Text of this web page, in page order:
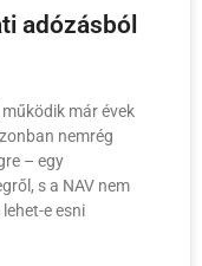
adózásból
már évek
nemrég
– egy
s a NAV nem
e esni